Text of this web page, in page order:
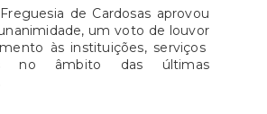
de Cardosas aprovou
um voto de louvor
às instituições, serviços
no âmbito das últimas